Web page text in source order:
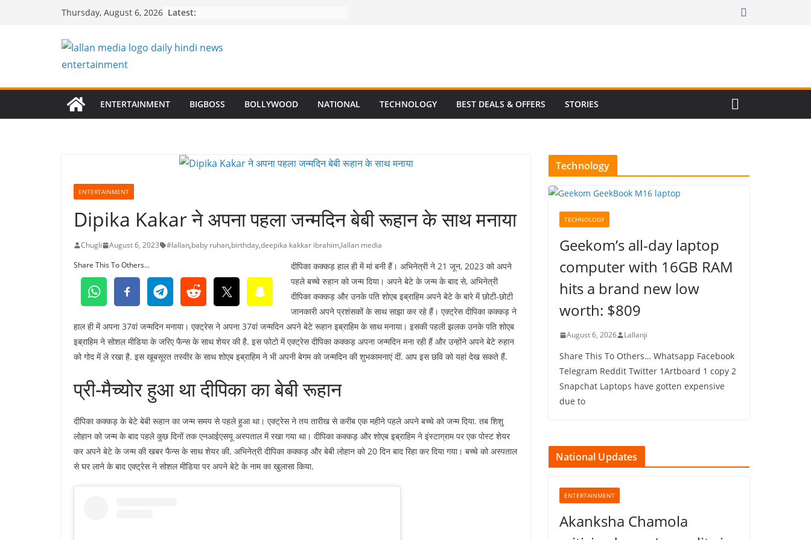
Thursday, August 6, 2026 Latest:
ENTERTAINMENT BIGBOSS BOLLYWOOD NATIONAL TECHNOLOGY BEST DEALS & OFFERS STORIES
ENTERTAINMENT
Dipika Kakar ने अपना पहला जन्मदिन बेबी रूहान के साथ मनाया
Chugli August 6, 2023 #lallan,baby ruhan,birthday,deepika kakkar ibrahim,lallan media
Share This To Others...
दीपिका कक्कड़ हाल ही में मां बनी हैं। अभिनेत्री ने 21 जून, 2023 को अपने
पहले बच्चे रुहान को जन्म दिया। अपने बेटे के जन्म के बाद से, अभिनेत्री
दीपिका कक्कड़ और उनके पति शोएब इब्राहिम अपने बेटे के बारे में छोटी-छोटी
जानकारी अपने प्रशंसकों के साथ साझा कर रहे हैं। एक्ट्रेस दीपिका कक्कड़ ने
हाल ही में अपना 37वां जन्मदिन मनाया। एक्ट्रेस ने अपना 37वां जन्मदिन अपने बेटे रूहान इब्राहिम के साथ मनाया। इसकी पहली झलक उनके पति शोएब
इब्राहिम ने सोशल मीडिया के जरिए फैन्स के साथ शेयर की है. इस फोटो में एक्ट्रेस दीपिका कक्कड़ अपना जन्मदिन मना रही हैं और उन्होंने अपने बेटे रुहान
को गोद में ले रखा है. इस खूबसूरत तस्वीर के साथ शोएब इब्राहिम ने भी अपनी बेगम को जन्मदिन की शुभकामनाएं दीं. आप इस छवि को यहां देख सकते हैं.
प्री-मैच्योर हुआ था दीपिका का बेबी रूहान
दीपिका कक्कड़ के बेटे बेबी रूहान का जन्म समय से पहले हुआ था। एक्ट्रेस ने तय तारीख से करीब एक महीने पहले अपने बच्चे को जन्म दिया. तब शिशु
लोहान को जन्म के बाद पहले कुछ दिनों तक एनआईएसयू अस्पताल में रखा गया था। दीपिका कक्कड़ और शोएब इब्राहिम ने इंस्टाग्राम पर एक पोस्ट शेयर
कर अपने बेटे के जन्म की खबर फैन्स के साथ शेयर की. अभिनेत्री दीपिका कक्कड़ और बेबी लोहान को 20 दिन बाद रिहा कर दिया गया। बच्चे को अस्पताल
से घर लाने के बाद एक्ट्रेस ने सोशल मीडिया पर अपने बेटे के नाम का खुलासा किया.
Technology
TECHNOLOGY
Geekom’s all-day laptop
computer with 16GB RAM
hits a brand new low
worth: $809
August 6, 2026 Lallanji
Share This To Others… Whatsapp Facebook
Telegram Reddit Twitter 1Artboard 1 copy 2
Snapchat Laptops have gotten expensive
due to
National Updates
ENTERTAINMENT
Akanksha Chamola